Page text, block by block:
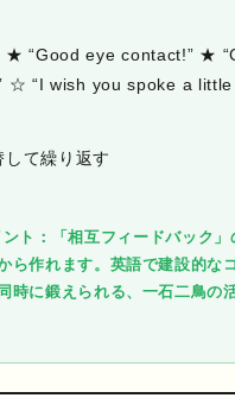
“Good eye contact!” ★
☆ “I wish you spoke a little
て繰り返す
ト：「相互フィードバック」
ら作れます。英語で建設的な
時に鍛えられる、一石二鳥の